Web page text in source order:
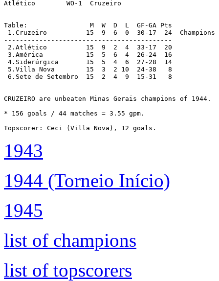
Atlético	WO-1  Cruzeiro
Table:                M  W  D  L  GF-GA Pts
1.Cruzeiro	     15  9  6  0  30-17  24  Champions
-------------------------------------------
2.Atlético	     15  9  2  4  33-17  20
3.América	     15  5  6  4  26-24  16
4.Siderúrgica	     15  5  4  6  27-28  14
5.Villa Nova	     15  3  2 10  24-38   8
6.Sete de Setembro  15  2  4  9  15-31   8
CRUZEIRO are unbeaten Minas Gerais champions of 1944.
* 156 goals / 44 matches = 3.55 gpm.
1943
1944 (Torneio Início)
1945
list of champions
list of topscorers